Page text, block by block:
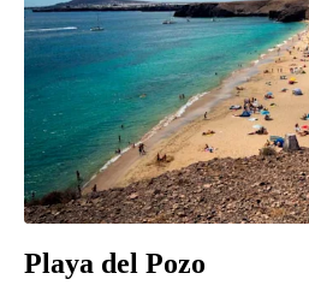
Playa del Pozo